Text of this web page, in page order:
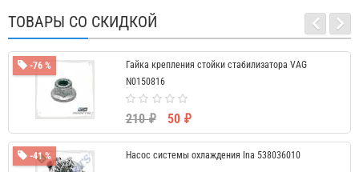
ТОВАРЫ СО СКИДКОЙ
-76 %
Гайка крепления стойки стабилизатора VAG
N0150816
210 ₽ 50 ₽
-41 % Насос системы охлаждения Ina 538036010